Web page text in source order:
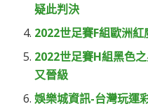
疑此判決
2022世足賽F組歐洲
2022世足賽H組黑色
又晉級
娛樂城資訊-台灣玩運